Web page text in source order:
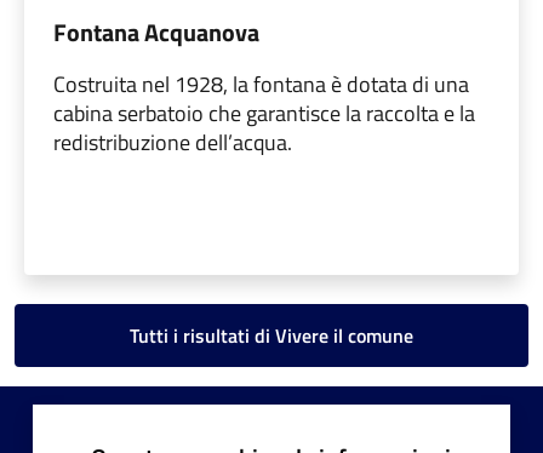
Fontana Acquanova
Costruita nel 1928, la fontana è dotata di una
cabina serbatoio che garantisce la raccolta e la
redistribuzione dell’acqua.
Tutti i risultati di Vivere il comune